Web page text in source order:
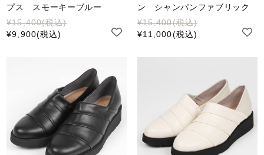
プス スモーキーブルー
¥15,400(税込)
¥9,900(税込)
ン シャンパンファブリック
¥15,400(税込)
¥11,000(税込)